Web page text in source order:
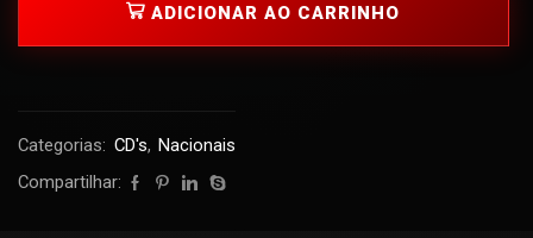
ADICIONAR AO CARRINHO
Categorias: CD's, Nacionais
Compartilhar: